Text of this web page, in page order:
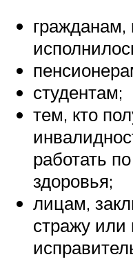
студентам;
тем, кто
работать
здоровья;
лицам,
стражу или